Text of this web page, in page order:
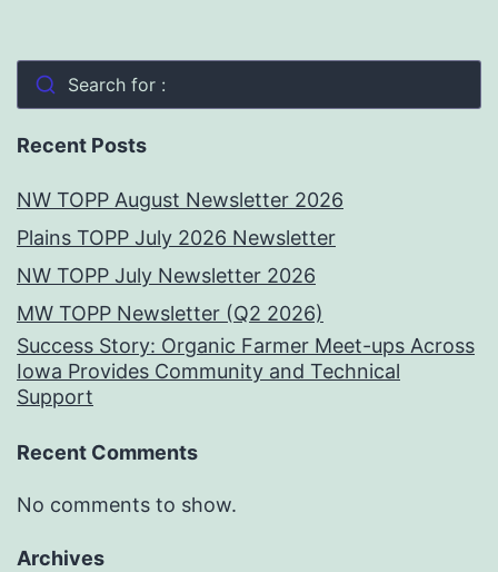
Search for :
Recent Posts
NW TOPP August Newsletter 2026
Plains TOPP July 2026 Newsletter
NW TOPP July Newsletter 2026
MW TOPP Newsletter (Q2 2026)
Success Story: Organic Farmer Meet-ups Across
Iowa Provides Community and Technical
Support
Recent Comments
No comments to show.
Archives